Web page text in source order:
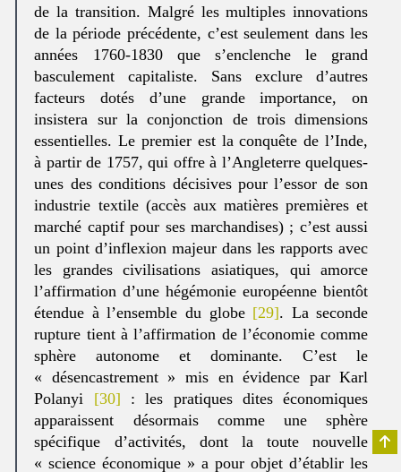
de la transition. Malgré les multiples innovations
de la période précédente, c’est seulement dans les
années 1760-1830 que s’enclenche le grand
basculement capitaliste. Sans exclure d’autres
facteurs dotés d’une grande importance, on
insistera sur la conjonction de trois dimensions
essentielles. Le premier est la conquête de l’Inde,
à partir de 1757, qui offre à l’Angleterre quelques-
unes des conditions décisives pour l’essor de son
industrie textile (accès aux matières premières et
marché captif pour ses marchandises) ; c’est aussi
un point d’inflexion majeur dans les rapports avec
les grandes civilisations asiatiques, qui amorce
l’affirmation d’une hégémonie européenne bientôt
étendue à l’ensemble du globe [29]. La seconde
rupture tient à l’affirmation de l’économie comme
sphère autonome et dominante. C’est le
« désencastrement » mis en évidence par Karl
Polanyi [30] : les pratiques dites économiques
apparaissent désormais comme une sphère
spécifique d’activités, dont la toute nouvelle
« science économique » a pour objet d’établir les